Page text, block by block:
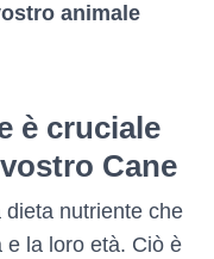
animale
è cruciale
Cane
nutriente che
e la loro età. Ciò è